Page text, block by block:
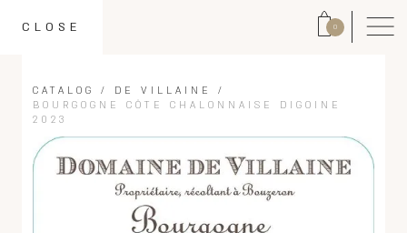
0
CLOSE
CATALOG / DE VILLAINE
/
BOURGOGNE CÔTE CHALONNAISE DIGOINE
2023